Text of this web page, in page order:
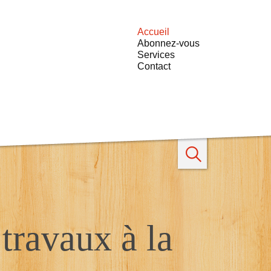
Accueil
Abonnez-vous
Services
Contact
Rechercher
à la